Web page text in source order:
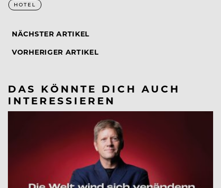
HOTEL
NÄCHSTER ARTIKEL
VORHERIGER ARTIKEL
DAS KÖNNTE DICH AUCH
INTERESSIEREN